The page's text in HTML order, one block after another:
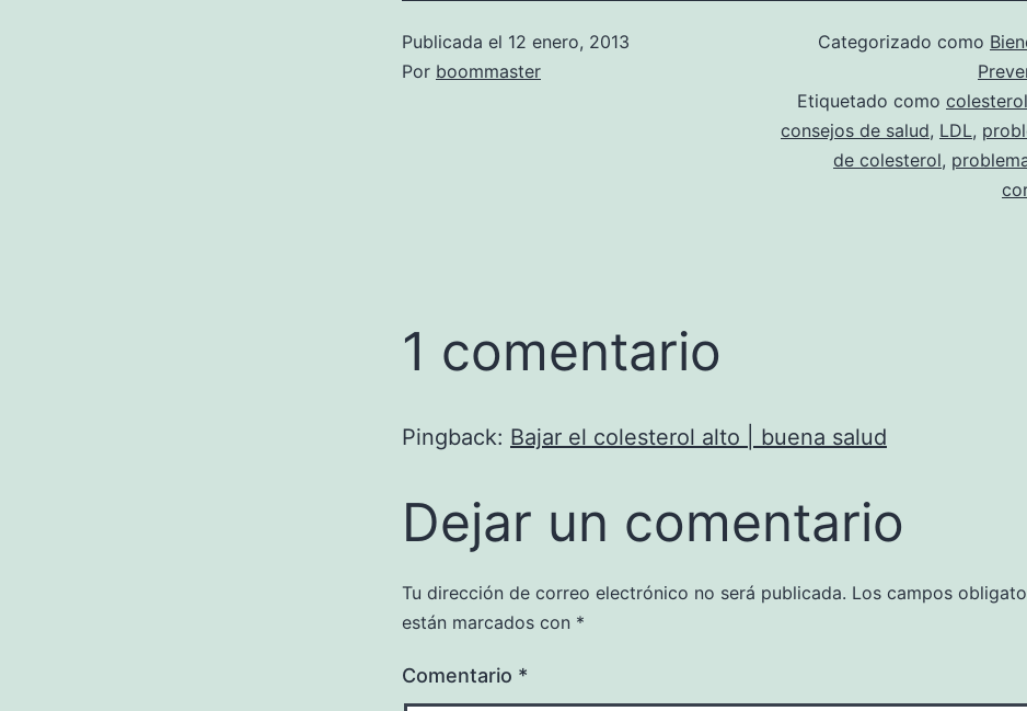
Publicada el 12 enero, 2013
Por boommaster
Categorizado como
Etiquetado como
consejos de salud, LDL,
de colesterol,
1 comentario
Pingback: Bajar el colesterol alto | buena salud
Dejar un comentario
Tu dirección de correo electrónico no será publicada. Los campos
están marcados con *
Comentario *